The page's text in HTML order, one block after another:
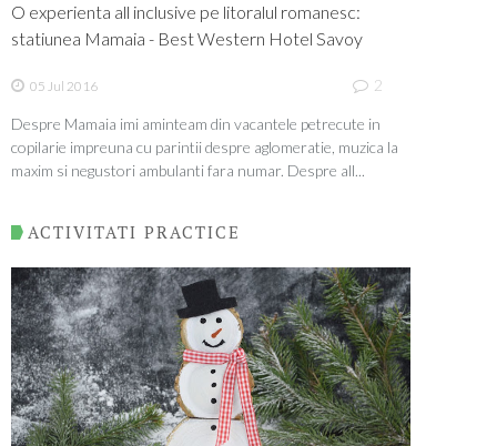
O experienta all inclusive pe litoralul romanesc:
statiunea Mamaia - Best Western Hotel Savoy
05 Jul 2016 2
Despre Mamaia imi aminteam din vacantele petrecute in
copilarie impreuna cu parintii despre aglomeratie, muzica la
maxim si negustori ambulanti fara numar. Despre all...
ACTIVITATI PRACTICE